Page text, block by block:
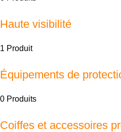
Haute visibilité
1 Produit
Équipements de
0 Produits
Coiffes et accessoires